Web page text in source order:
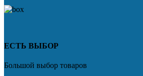
ЕСТЬ ВЫБОР
Большой выбор товаров